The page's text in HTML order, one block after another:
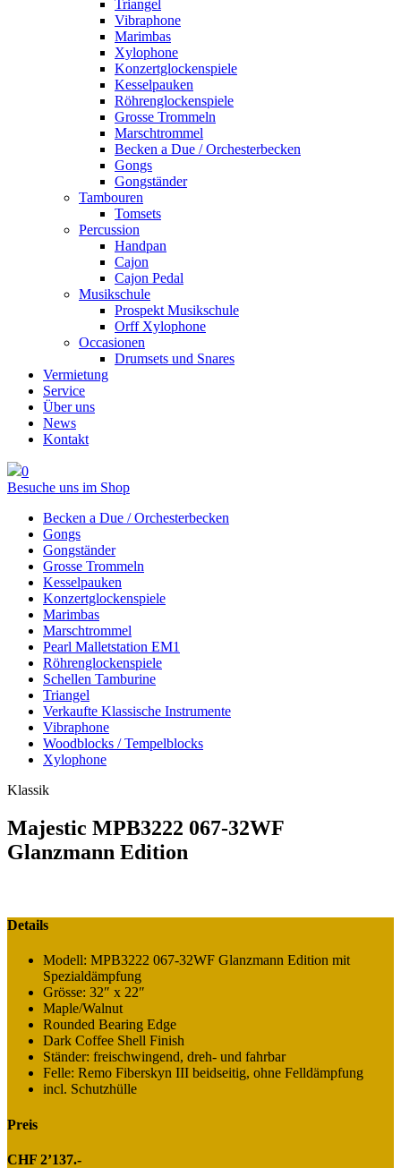
Triangel
Vibraphone
Marimbas
Xylophone
Konzertglockenspiele
Kesselpauken
Röhren­glocken­spiele
Grosse Trommeln
Marschtrommel
Becken a Due / Orchester­becken
Gongs
Gongständer
Tambouren
Tomsets
Percussion
Handpan
Cajon
Cajon Pedal
Musikschule
Prospekt Musikschule
Orff Xylophone
Occasionen
Drumsets und Snares
Vermietung
Service
Über uns
News
Kontakt
0
Besuche uns im Shop
Becken a Due / Orchester­becken
Gongs
Gongständer
Grosse Trommeln
Kesselpauken
Konzertglockenspiele
Marimbas
Marschtrommel
Pearl Malletstation EM1
Röhren­glocken­spiele
Schellen Tamburine
Triangel
Verkaufte Klassische Instrumente
Vibraphone
Woodblocks / Tempelblocks
Xylophone
Klassik
Majestic MPB3222 067-32WF
Glanzmann Edition
Details
Modell: MPB3222 067-32WF Glanzmann Edition mit
Spezialdämpfung
Grösse: 32″ x 22″
Maple/Walnut
Rounded Bearing Edge
Dark Coffee Shell Finish
Ständer: freischwingend, dreh- und fahrbar
Felle: Remo Fiberskyn III beidseitig, ohne Felldämpfung
incl. Schutzhülle
Preis
CHF 2’137.-